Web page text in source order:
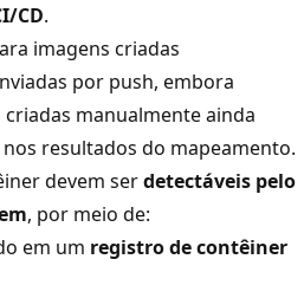
CD.
imagens criadas
por push, embora
manualmente ainda
resultados do mapeamento.
devem serdetectáveis pelo
, por meio de:
em um registro de contêiner